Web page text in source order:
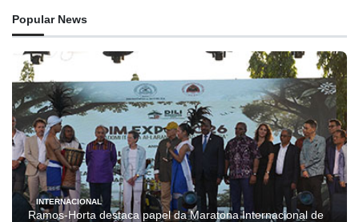
Popular News
INTERNACIONAL
Ramos-Horta destaca papel da Maratona Internacional de